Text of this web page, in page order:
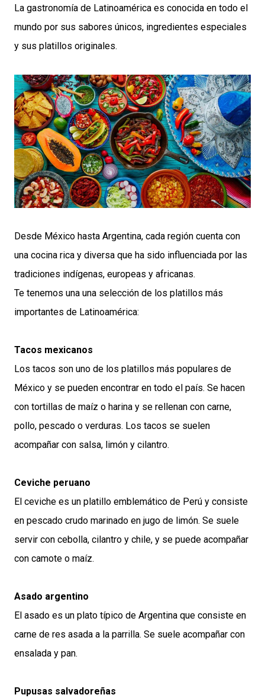
La gastronomía de Latinoamérica es conocida en todo el
mundo por sus sabores únicos, ingredientes especiales
y sus platillos originales.
Desde México hasta Argentina, cada región cuenta con
una cocina rica y diversa que ha sido influenciada por las
tradiciones indígenas, europeas y africanas.
Te tenemos una una selección de los platillos más
importantes de Latinoamérica:
Tacos mexicanos
Los tacos son uno de los platillos más populares de
México y se pueden encontrar en todo el país. Se hacen
con tortillas de maíz o harina y se rellenan con carne,
pollo, pescado o verduras. Los tacos se suelen
acompañar con salsa, limón y cilantro.
Ceviche peruano
El ceviche es un platillo emblemático de Perú y consiste
en pescado crudo marinado en jugo de limón. Se suele
servir con cebolla, cilantro y chile, y se puede acompañar
con camote o maíz.
Asado argentino
El asado es un plato típico de Argentina que consiste en
carne de res asada a la parrilla. Se suele acompañar con
ensalada y pan.
Pupusas salvadoreñas